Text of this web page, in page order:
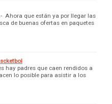
Ahora que están ya por llegar las
de buenas ofertas en paquetes
hay padres que caen rendidos a
lo posible para asistir a los